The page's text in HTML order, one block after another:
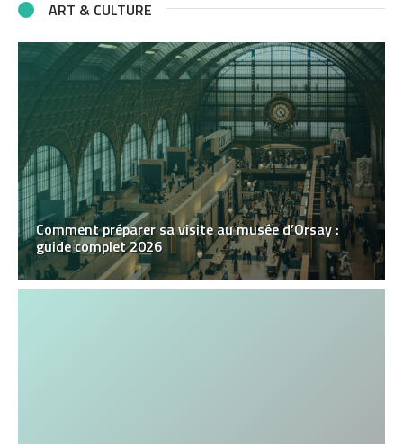
ART & CULTURE
Comment préparer sa visite au musée d’Orsay :
guide complet 2026